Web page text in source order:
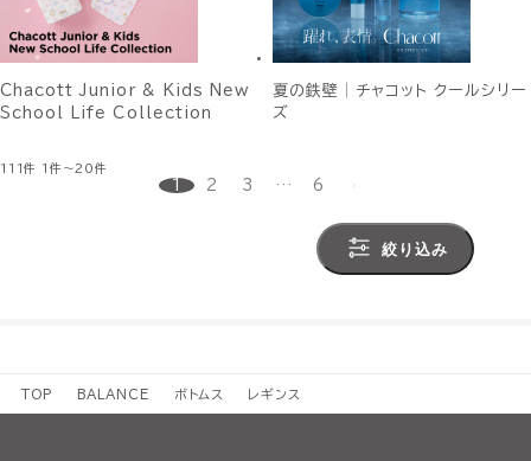
Chacott Junior & Kids New
School Life Collection
夏の鉄壁│チャコット クールシリー
ズ
111件 1件～20件
1 2 3 … 6
絞り込み
TOP BALANCE ボトムス レギンス